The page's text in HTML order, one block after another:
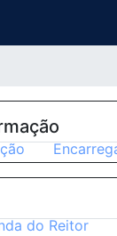
do Reitor